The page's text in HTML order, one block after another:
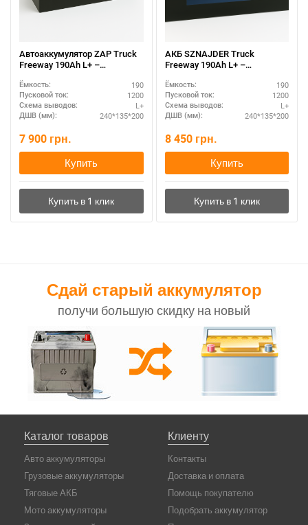
Автоаккумулятор ZAP Truck
Freeway 190Ah L+ –
Ёмкость: 190
Пусковой ток: 1200
Схема выводов: L+
ДШВ (мм): 240*135*200
7 900 грн.
Купить
АКБ SZNAJDER Truck
Freeway 190Ah L+ –
Ёмкость: 190
Пусковой ток: 1200
Схема выводов: L+
ДШВ (мм): 240*135*200
8 450 грн.
Купить
Сдай старый аккумулятор
получи большую скидку на новый
Каталог товаров
Авто аккумуляторы
Грузовые аккумуляторы
Тяговые АКБ
Мото аккумуляторы
Клиенту
Контакты
Доставка и оплата
Помощь покупателю
Подобрать аккумулятор